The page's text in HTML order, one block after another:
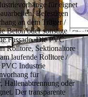
für eignet
Befestigen
an dem Träger /
Beton oder sonstige
Fassade. Die PVC
Rolltore, Sektionaltore
laufende Rolltore /
PVC Industrie
für
Hallenabtrennung oder
Der transparente